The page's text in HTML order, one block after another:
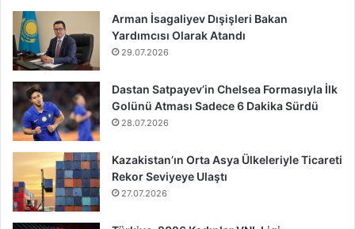
Arman İsagaliyev Dışişleri Bakan
Yardımcısı Olarak Atandı
29.07.2026
Dastan Satpayev’in Chelsea Formasıyla İlk
Golünü Atması Sadece 6 Dakika Sürdü
28.07.2026
Kazakistan’ın Orta Asya Ülkeleriyle Ticareti
Rekor Seviyeye Ulaştı
27.07.2026